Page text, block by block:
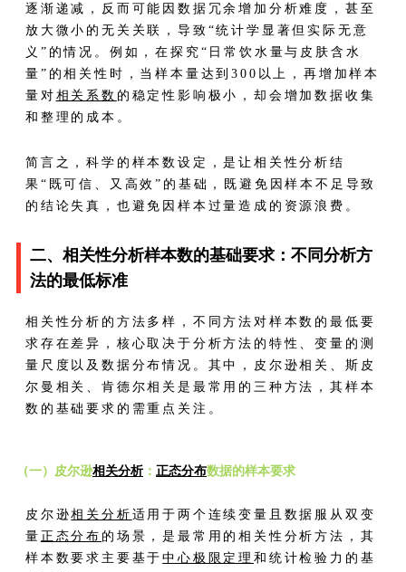
逐渐递减，反而可能因数据冗余增加分析难度，甚至
放大微小的无关关联，导致“统计学显著但实际无意
义”的情况。例如，在探究“日常饮水量与皮肤含水
量”的相关性时，当样本量达到300以上，再增加样本
量对 相关系数 的稳定性影响极小，却会增加数据收集
和整理的成本。
简言之，科学的样本数设定，是让相关性分析结
果“既可信、又高效”的基础，既避免因样本不足导致
的结论失真，也避免因样本过量造成的资源浪费。
二、相关性分析样本数的基础要求：不同分析方
法的最低标准
相关性分析的方法多样，不同方法对样本数的最低要
求存在差异，核心取决于分析方法的特性、变量的测
量尺度以及数据分布情况。其中，皮尔逊相关、斯皮
尔曼相关、肯德尔相关是最常用的三种方法，其样本
数的基础要求的需重点关注。
（一）皮尔逊相关分析： 正态分布数据的样本要求
皮尔逊相关分析 适用于两个连续变量且数据服从双变
量 正态分布 的场景，是最常用的相关性分析方法，其
样本数要求主要基于中心极限定理和统计检验力的基